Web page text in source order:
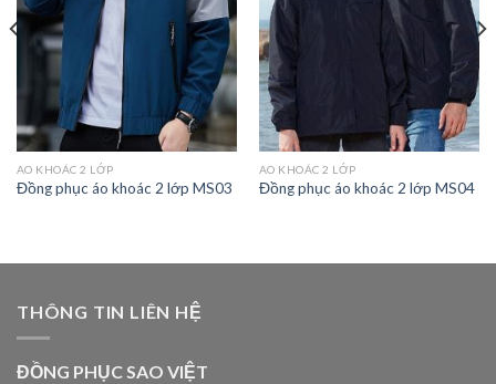
AO KHOÁC 2 LỚP
Đồng phục áo khoác 2 lớp MS03
AO KHOÁC 2 LỚP
Đồng phục áo khoác 2 lớp MS04
THÔNG TIN LIÊN HỆ
ĐỒNG PHỤC SAO VIỆT